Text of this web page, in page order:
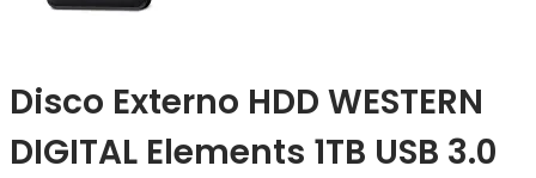
Disco Externo HDD WESTERN
DIGITAL Elements 1TB USB 3.0